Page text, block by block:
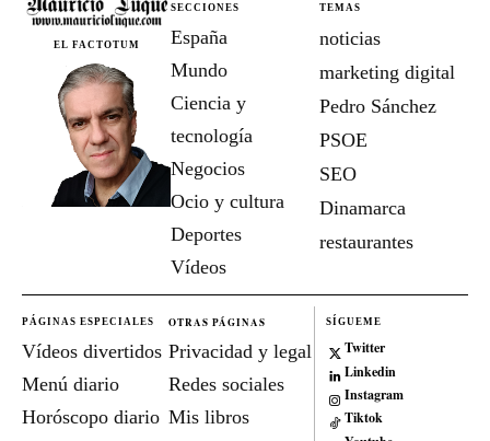
EL FACTOTUM
SECCIONES
España
Mundo
Ciencia y
tecnología
Negocios
Ocio y cultura
Deportes
Vídeos
TEMAS
noticias
marketing digital
Pedro Sánchez
PSOE
SEO
Dinamarca
restaurantes
PÁGINAS ESPECIALES
Vídeos divertidos
Menú diario
Horóscopo diario
OTRAS PÁGINAS
Privacidad y legal
Redes sociales
Mis libros
SÍGUEME
Twitter
Linkedin
Instagram
Tiktok